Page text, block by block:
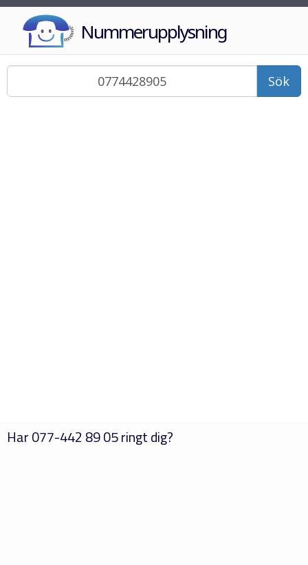
Nummerupplysning
Sök
Har077-442 89 05ringt dig?